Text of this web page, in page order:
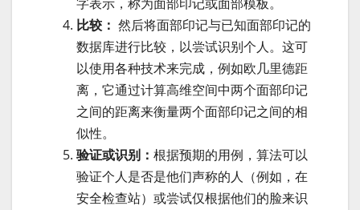
比较： 然后将面部印记与已知面部印记的
数据库进行比较，以尝试识别个人。这可
以使用各种技术来完成，例如欧几里德距
离，它通过计算高维空间中两个面部印记
之间的距离来衡量两个面部印记之间的相
似性。
验证或识别： 根据预期的用例，算法可以
验证个人是否是他们声称的人（例如，在
安全检查站）或尝试仅根据他们的脸来识